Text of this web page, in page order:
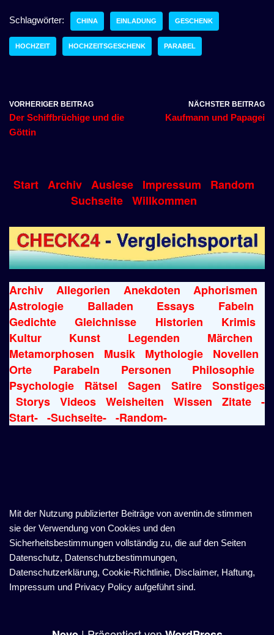
Schlagwörter: CHINA EINLADUNG GESCHENK
HOCHZEIT HOCHZEITSGESCHENK PARABEL
VORHERIGER BEITRAG
Der Schiffbrüchige und die
Göttin
NÄCHSTER BEITRAG
Kaufmann und Papagei
Start Archiv Auslese Impressum
Random
Suchseite Willkommen
Archiv Allegorien Anekdoten
Aphorismen
Astrologie
Balladen Essays
Fabeln
Gedichte
Gleichnisse Historien
Krimis
Kultur
Kunst Legenden
Märchen
Metamorphosen
Musik Mythologie
Novellen
Orte
Parabeln Personen
Philosophie
Psychologie
Rätsel Sagen Satire
Sonstiges
Storys
Videos Weisheiten Wissen Zitate
-
Start- -Suchseite- -Random-
Mit der Nutzung publizierter Beiträge von aventin.de stimmen
sie der Verwendung von Cookies und den
Sicherheitsbestimmungen vollständig zu, die auf den Seiten
Datenschutz, Datenschutzbestimmungen,
Datenschutzerklärung, Cookie-Richtlinie, Disclaimer, Haftung,
Impressum und Privacy Policy aufgeführt sind.